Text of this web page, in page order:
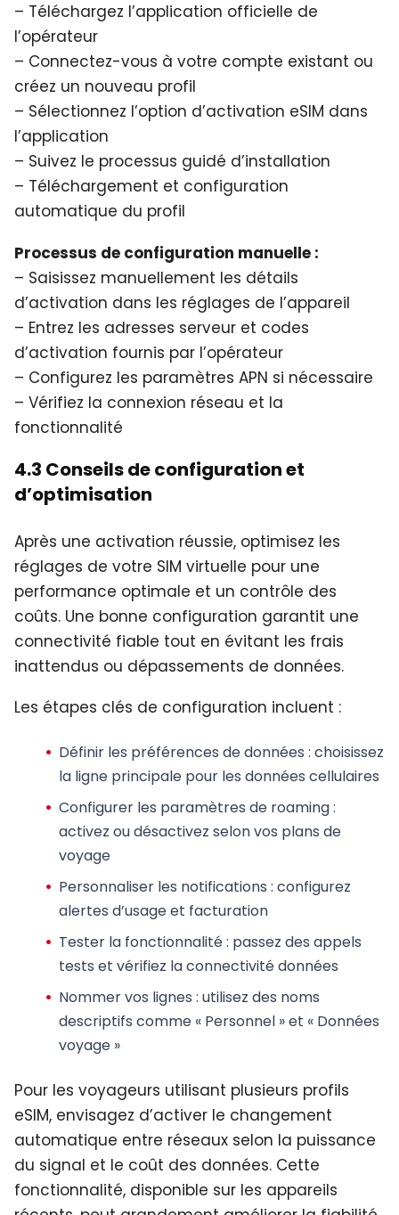
– Téléchargez l’application officielle de
l’opérateur
– Connectez-vous à votre compte existant ou
créez un nouveau profil
– Sélectionnez l’option d’activation eSIM dans
l’application
– Suivez le processus guidé d’installation
– Téléchargement et configuration
automatique du profil
Processus de configuration manuelle :
– Saisissez manuellement les détails
d’activation dans les réglages de l’appareil
– Entrez les adresses serveur et codes
d’activation fournis par l’opérateur
– Configurez les paramètres APN si nécessaire
– Vérifiez la connexion réseau et la
fonctionnalité
4.3 Conseils de configuration et
d’optimisation
Après une activation réussie, optimisez les
réglages de votre SIM virtuelle pour une
performance optimale et un contrôle des
coûts. Une bonne configuration garantit une
connectivité fiable tout en évitant les frais
inattendus ou dépassements de données.
Les étapes clés de configuration incluent :
Définir les préférences de données : choisissez
la ligne principale pour les données cellulaires
Configurer les paramètres de roaming:
activez ou désactivez selon vos plans de
voyage
Personnaliser les notifications : configurez
alertes d’usage et facturation
Tester la fonctionnalité: passez des appels
tests et vérifiez la connectivité données
Nommer vos lignes : utilisez des noms
descriptifs comme « Personnel » et « Données
voyage »
Pour les voyageurs utilisant plusieurs profils
eSIM, envisagez d’activer le changement
automatique entre réseaux selon la puissance
du signal et le coût des données. Cette
fonctionnalité, disponible sur les appareils